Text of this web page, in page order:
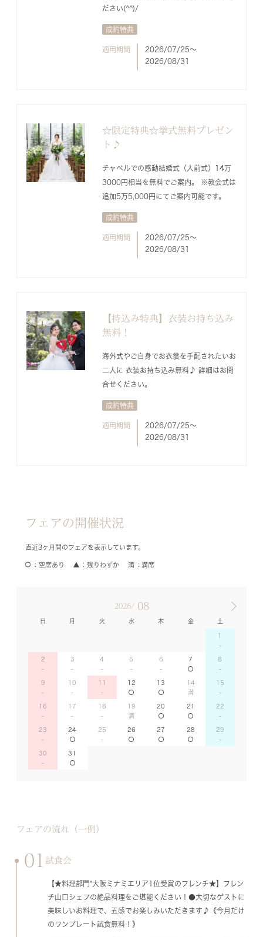
ださい(^^)/
成約特典
適用期間
2026/07/25〜
2026/08/31
☆限定特典☆挙式無料プレゼン
ト♪
チャペルでの感動結婚式（人前式）14万
3000円相当を無料でご案内。 ※教会式は
追加5万5,000円にてご案内可能です。
成約特典
適用期間
2026/07/25〜
2026/08/31
【持込み特典】衣装お持ち込み
無料！
海外式やご自身でお衣裳を手配されたいお
二人に 衣装お持ち込み無料♪ 詳細はお問
合せください。
成約特典
適用期間
2026/07/25〜
2026/08/31
フェアの開催状況
直近3ヶ月間のフェアを表示しています。
空席あり 残りわずか 満席
2026/ 08
日 月 火 水 木 金 土
1
2 3 4 5 6 7 8
9 10 11 12 13 14 15
16 17 18 19 20 21 22
23 24 25 26 27 28 29
30 31
フェアの流れ（一例）
01 試食会
【★料理部門*大阪ミナミエリア1位受賞のフレンチ★】フレン
チ山口シェフの絶品料理をご堪能ください！●大切なゲストに
美味しいお料理で、五感でお楽しみいただきます♪《今月だけ
のワンプレート試食無料！》